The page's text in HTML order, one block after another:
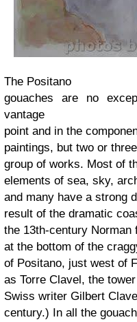
The Positano
gouaches are no
vantage
point and in the
paintings, but two or
group of works. Most of
elements of sea, sky,
and many have a strong
result of the dramatic
the 13th-century
at the bottom of the
of Positano, just west of
as Torre Clavel, the
Swiss writer Gilbert
century.) In all the